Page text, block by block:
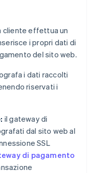
cliente effettua un
i propri dati di
del sito web.
i dati raccolti
riservati i
il gateway di
dal sito web al
SSL
di pagamento